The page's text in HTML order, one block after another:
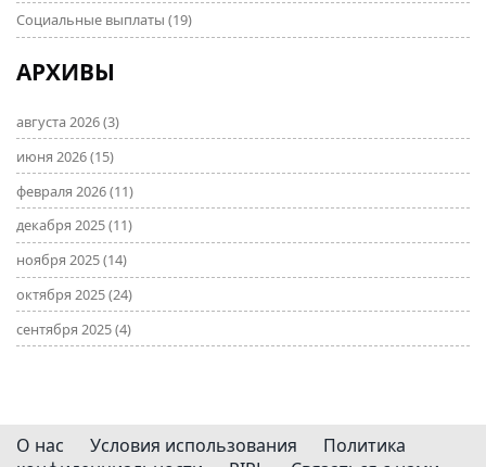
Социальные выплаты (19)
АРХИВЫ
августа 2026(3)
июня 2026(15)
февраля 2026(11)
декабря 2025(11)
ноября 2025(14)
октября 2025(24)
сентября 2025(4)
О нас Условия использования
Политика